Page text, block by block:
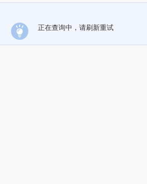
正在查询中，请刷新重试